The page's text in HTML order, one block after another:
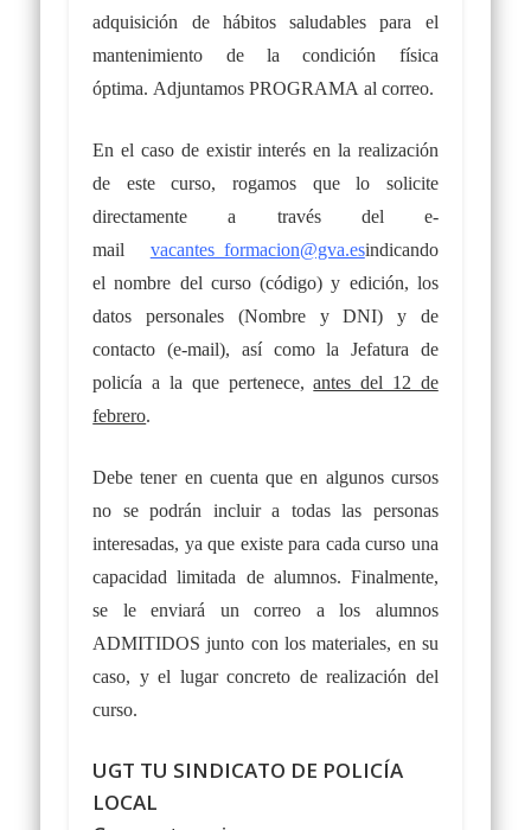
adquisición de hábitos saludables para el
mantenimiento de la condición física
óptima. Adjuntamos PROGRAMA al correo.
En el caso de existir interés en la realización
de este curso, rogamos que lo solicite
directamente a través del e-
mail vacantes_formacion@gva.esindicando
elnombre del curso (código) y edición, los
datos personales (Nombre y DNI) y de
contacto (e-mail), así como laJefatura de
policíaa la que pertenece,antes del 12 de
febrero.
Debe tener en cuenta que en algunos cursos
no se podrán incluir a todas las personas
interesadas, ya que existe para cada curso una
capacidad limitada de alumnos. Finalmente,
se le enviará un correo a los alumnos
ADMITIDOS junto con los materiales, en su
caso, y el lugar concreto de realización del
curso.
UGT TU SINDICATO DE POLICÍA
LOCAL